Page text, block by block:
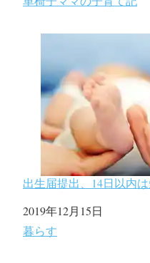
出生届提出、14日以内
日付
2019年12月15日
関連理由
暮らす